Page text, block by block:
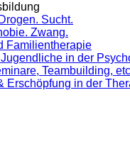
Sucht.
Zwang.
Familientherapie
in der
Teambuilding,
Erschöpfung in der